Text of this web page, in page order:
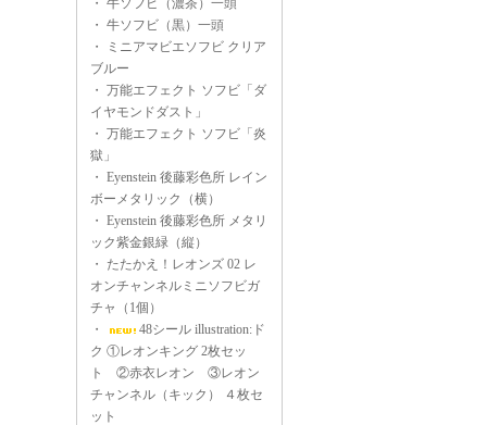
・ 牛ソフビ（濃茶）一頭
・ 牛ソフビ（黒）一頭
・
ミニアマビエソフビ クリア
ブルー
・ 万能エフェクト ソフビ「ダ
イヤモンドダスト」
・ 万能エフェクト ソフビ「炎
獄」
・ Eyenstein 後藤彩色所 レイン
ボーメタリック（横）
・ Eyenstein 後藤彩色所 メタリ
ック紫金銀緑（縦）
・ たたかえ！レオンズ 02 レ
オンチャンネルミニソフビガ
チャ（1個）
・
48シール illustration:ド
ク ①レオンキング 2枚セッ
ト ②赤衣レオン ③レオン
チャンネル（キック） ４枚セ
ット